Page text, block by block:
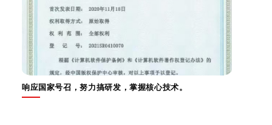
响应国家号召，努力搞研发，掌握核心技术。